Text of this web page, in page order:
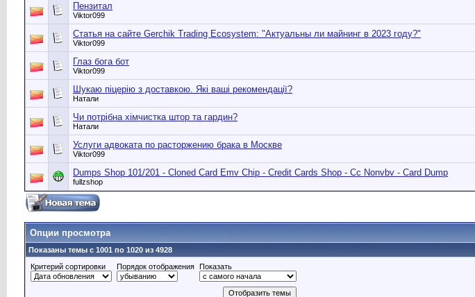
Пензитал
Viktor099
Статья на сайте Gerchik Trading Ecosystem: "Актуальны ли майнинг в 2023 году?"
Viktor099
Глаз бога бот
Viktor099
Шукаю піцерію з доставкою. Які ваші рекомендації?
Натали
Чи потрібна хімчистка штор та гардин?
Натали
Услуги адвоката по расторжению брака в Москве
Viktor099
Dumps Shop 101/201 - Cloned Card Emv Chip - Credit Cards Shop - Cc Nonvbv - Card Dump
fullzshop
Опции просмотра
Показаны темы с 1001 по 1020 из 4928
Критерий сортировки
Порядок отображения Показать